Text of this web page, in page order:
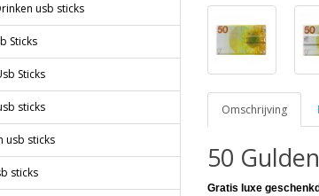
usb sticks
Sticks
Sticks
sticks
usb sticks
sticks
Omschrijving
50
Gratis luxe